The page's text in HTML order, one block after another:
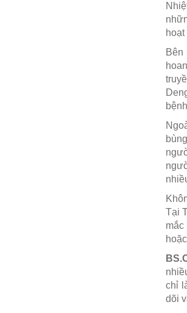
Bên
Tại
chỉ
dõi